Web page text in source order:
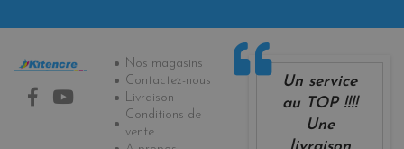
Informations
Nos magasins
Contactez-nous
Livraison
Conditions de
vente
Un service
au TOP !!!!
Une